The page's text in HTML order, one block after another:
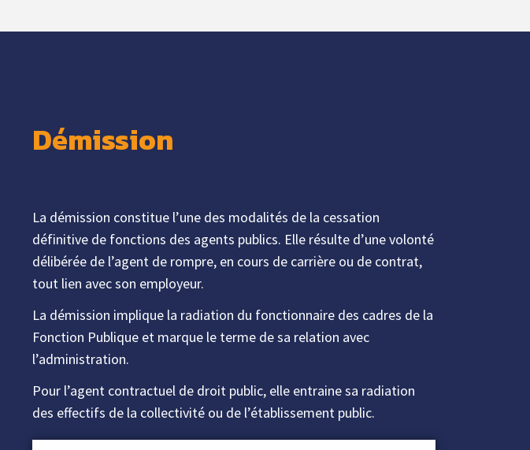
Démission
La démission constitue l’une des modalités de la cessation
définitive de fonctions des agents publics. Elle résulte d’une volonté
délibérée de l’agent de rompre, en cours de carrière ou de contrat,
tout lien avec son employeur.
La démission implique la radiation du fonctionnaire des cadres de la
Fonction Publique et marque le terme de sa relation avec
l’administration.
Pour l’agent contractuel de droit public, elle entraine sa radiation
des effectifs de la collectivité ou de l’établissement public.